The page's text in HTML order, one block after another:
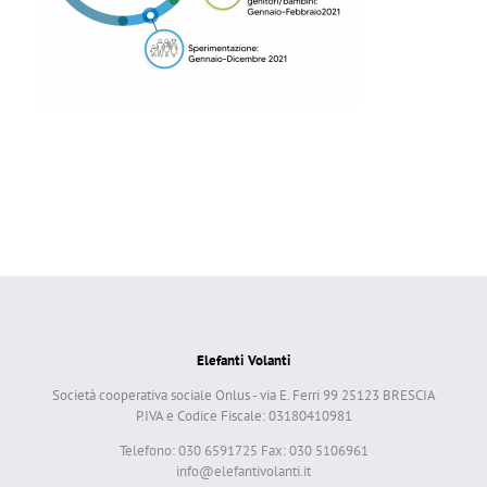
Elefanti Volanti
Società cooperativa sociale Onlus - via E. Ferri 99 25123 BRESCIA
P.IVA e Codice Fiscale: 03180410981
Telefono: 030 6591725 Fax: 030 5106961
info@elefantivolanti.it